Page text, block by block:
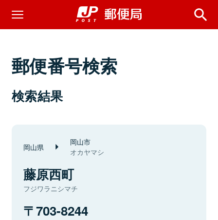
郵便番号検索
検索結果
岡山県 岡山市
オカヤマシ
藤原西町
フジワラニシマチ
703-8244